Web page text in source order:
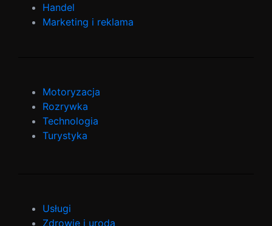
Handel
Marketing i reklama
Motoryzacja
Rozrywka
Technologia
Turystyka
Usługi
Zdrowie i uroda